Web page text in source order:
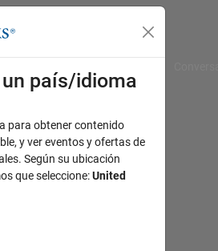
país/idioma
para obtener contenido
y ver eventos y ofertas de
Según su ubicación
que seleccione:United